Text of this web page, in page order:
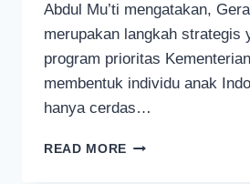
Abdul Mu’ti mengatakan,
merupakan langkah strategis
program prioritas
membentuk individu anak
hanya cerdas…
READ MORE INILAH